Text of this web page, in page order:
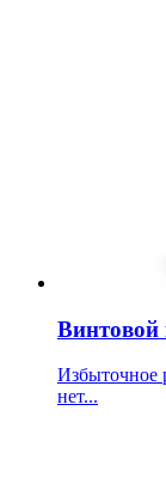
Винтовой
Избыточное
нет...